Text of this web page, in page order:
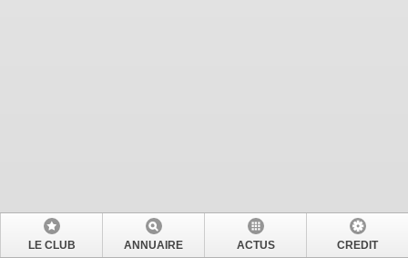
LE CLUB ANNUAIRE ACTUS CREDIT